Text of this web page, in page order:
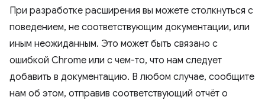
При разработке расширения вы можете столкнуться с
поведением, не соответствующим документации, или
иным неожиданным. Это может быть связано с
ошибкой Chrome или с чем-то, что нам следует
добавить в документацию. В любом случае, сообщите
нам об этом, отправив соответствующий отчёт о